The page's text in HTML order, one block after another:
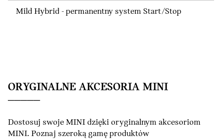
Mild Hybrid - permanentny system Start/Stop
ORYGINALNE AKCESORIA MINI
Dostosuj swoje MINI dzięki oryginalnym akcesoriom
MINI. Poznaj szeroką gamę produktów